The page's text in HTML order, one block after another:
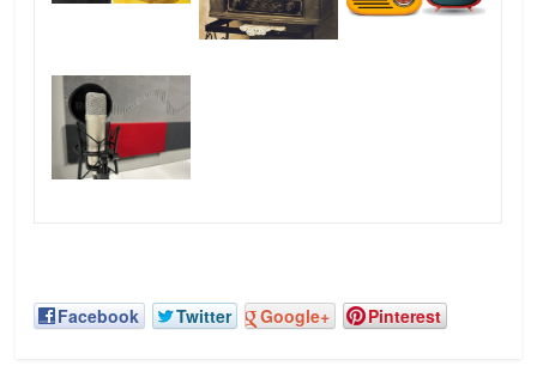
Facebook Twitter Google+ Pinterest